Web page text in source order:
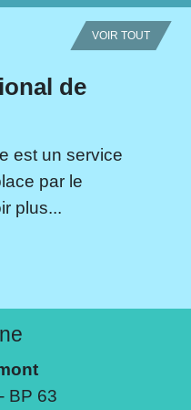
VOIR TOUT
de
est un service
par le
plus...
BP 63